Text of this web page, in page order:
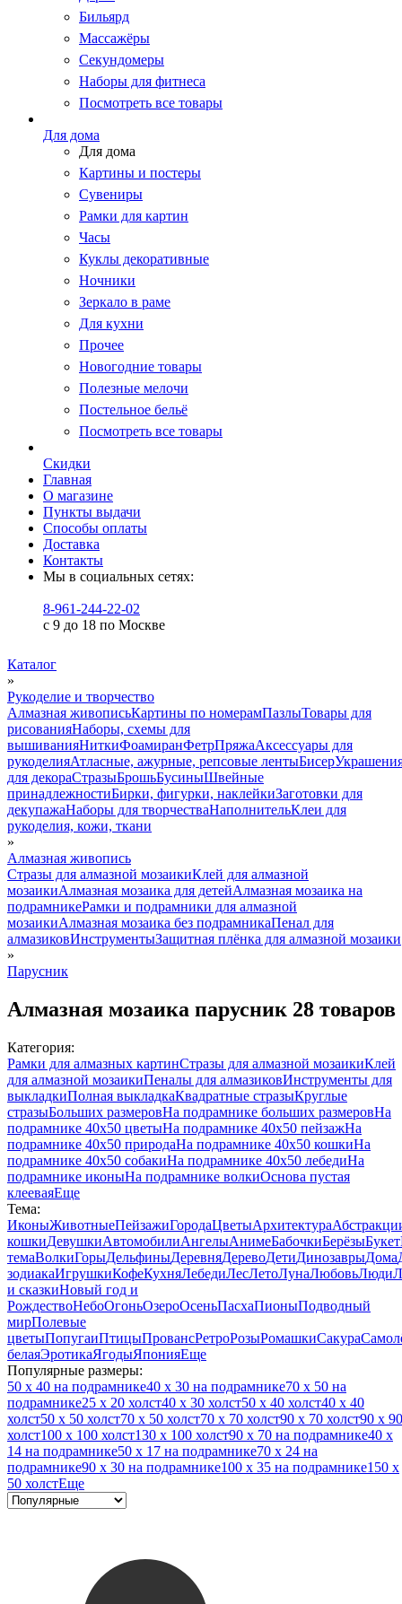
Бильярд
Массажёры
Секундомеры
Наборы для фитнеса
Посмотреть все товары
Для дома
Для дома
Картины и постеры
Сувениры
Рамки для картин
Часы
Куклы декоративные
Ночники
Зеркало в раме
Для кухни
Прочее
Новогодние товары
Полезные мелочи
Постельное бельё
Посмотреть все товары
Скидки
Главная
О магазине
Пункты выдачи
Способы оплаты
Доставка
Контакты
Мы в социальных сетях:
8-961-244-22-02
с 9 до 18 по Москве
Каталог
»
Рукоделие и творчество
Алмазная живописьКартины по номерамПазлыТовары для
рисованияНаборы, схемы для
вышиванияНиткиФоамиранФетрПряжаАксессуары для
рукоделияАтласные, ажурные, репсовые лентыБисер
для декораСтразыБрошьБусиныШвейные
принадлежностиБирки, фигурки, наклейкиЗаготовки для
декупажаНаборы для творчестваНаполнительКлеи для
рукоделия, кожи, ткани
»
Алмазная живопись
Стразы для алмазной мозаикиКлей для алмазной
мозаикиАлмазная мозаика для детейАлмазная мозаика на
подрамникеРамки и подрамники для алмазной
мозаикиАлмазная мозаика без подрамникаПенал для
алмазиковИнструментыЗащитная плёнка для алмазной мозаики
»
Парусник
Алмазная мозаика парусник 28 товаров
Категория:
Рамки для алмазных картинСтразы для алмазной мозаикиКлей
для алмазной мозаикиПеналы для алмазиковИнструменты для
выкладкиПолная выкладкаКвадратные стразыКруглые
стразыБольших размеровНа подрамнике больших размеровНа
подрамнике 40х50 цветыНа подрамнике 40х50 пейзажНа
подрамнике 40х50 природаНа подрамнике 40х50 кошкиНа
подрамнике 40х50 собакиНа подрамнике 40х50 лебедиНа
подрамнике иконыНа подрамнике волкиОснова пустая
клееваяЕще
Тема:
ИконыЖивотныеПейзажиГородаЦветыАрхитектура
кошкиДевушкиАвтомобилиАнгелыАнимеБабочкиБерёзыБукет
темаВолкиГорыДельфиныДеревняДеревоДетиДинозаврыДома
зодиакаИгрушкиКофеКухняЛебедиЛесЛетоЛунаЛюбовьЛюди
и сказкиНовый год и
РождествоНебоОгоньОзероОсеньПасхаПионыПодводный
мирПолевые
цветыПопугаиПтицыПровансРетроРозыРомашкиСакура
белаяЭротикаЯгодыЯпонияЕще
Популярные размеры:
50 x 40 на подрамнике40 x 30 на подрамнике70 x 50 на
подрамнике25 x 20 холст40 x 30 холст50 x 40 холст40 x 40
холст50 x 50 холст70 x 50 холст70 x 70 холст90 x 70 холст90 x 90
холст100 x 100 холст130 x 100 холст90 x 70 на подрамнике40 x
14 на подрамнике50 x 17 на подрамнике70 x 24 на
подрамнике90 x 30 на подрамнике100 x 35 на подрамнике150 x
50 холстЕще